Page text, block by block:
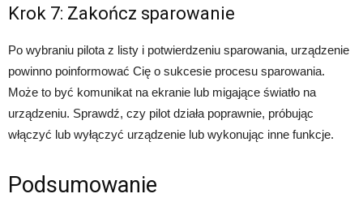
Krok 7: Zakończ sparowanie
Po wybraniu pilota z listy i potwierdzeniu sparowania, urządzenie
powinno poinformować Cię o sukcesie procesu sparowania.
Może to być komunikat na ekranie lub migające światło na
urządzeniu. Sprawdź, czy pilot działa poprawnie, próbując
włączyć lub wyłączyć urządzenie lub wykonując inne funkcje.
Podsumowanie